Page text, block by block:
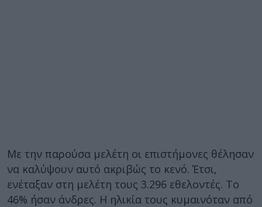
Με την παρούσα μελέτη οι επιστήμονες θέλησαν
να καλύψουν αυτό ακριβώς το κενό. Έτσι,
ενέταξαν στη μελέτη τους 3.296 εθελοντές. Το
46% ήσαν άνδρες. Η ηλικία τους κυμαινόταν από